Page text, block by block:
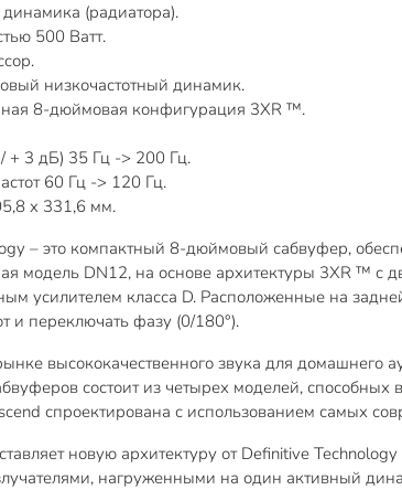
(радиатора).
500 Ватт.
низкочастотный динамик.
8-дюймовая конфигурация 3XR ™.
/ + 3 дБ) 35 Гц -> 200 Гц.
60 Гц -> 120 Гц.
x 331,6 мм.
– это компактный 8-дюймовый сабвуфер,
модель DN12, на основе архитектуры 3XR
усилителем класса D. Расположенные на
и переключать фазу (0/180°).
высококачественного звука для домашнего
состоит из четырех моделей,
спроектирована с использованием самых
новую архитектуру от Definitive
нагруженными на один активный